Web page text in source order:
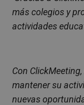
más colegios y
actividades
Con
mantener su
nuevas